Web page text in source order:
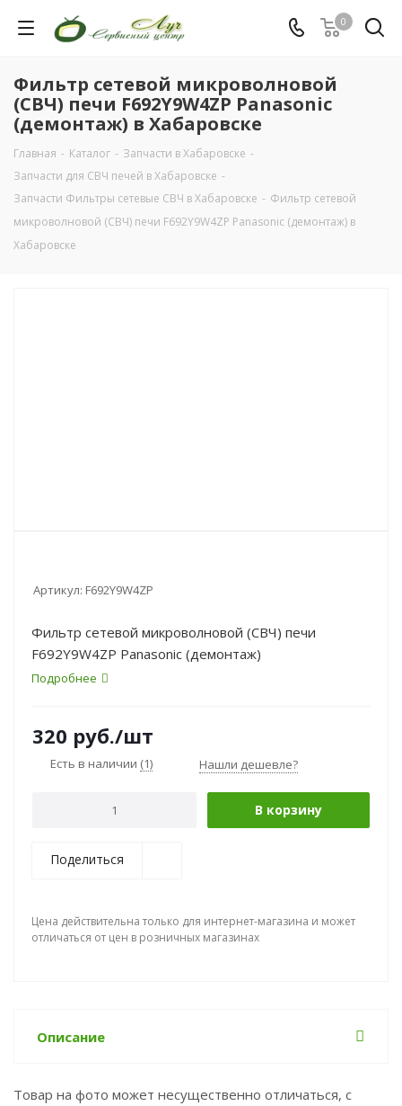
0
Фильтр сетевой микроволновой
(СВЧ) печи F692Y9W4ZP Panasonic
(демонтаж) в Хабаровске
Главная - Каталог - Запчасти в Хабаровске -
Запчасти для СВЧ печей в Хабаровске -
Запчасти Фильтры сетевые СВЧ в Хабаровске - Фильтр сетевой
микроволновой (СВЧ) печи F692Y9W4ZP Panasonic (демонтаж) в
Хабаровске
Артикул: F692Y9W4ZP
Фильтр сетевой микроволновой (СВЧ) печи
F692Y9W4ZP Panasonic (демонтаж)
Подробнее
320 руб./шт
Есть в наличии (1) Нашли дешевле?
В корзину
Поделиться
Цена действительна только для интернет-магазина и может
отличаться от цен в розничных магазинах
Описание
Товар на фото может несущественно отличаться, с